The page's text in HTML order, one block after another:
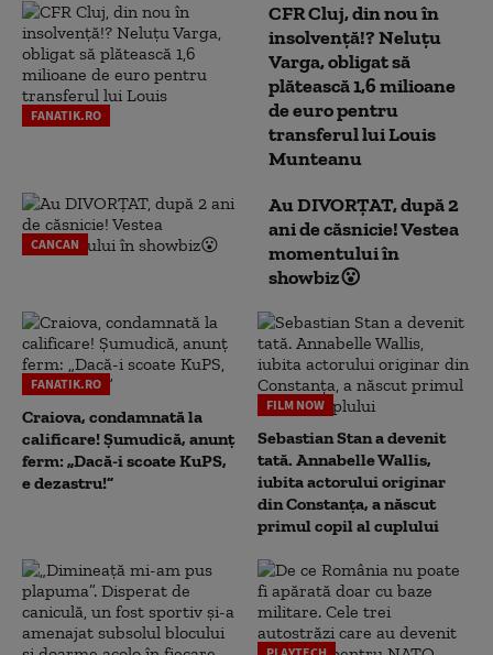
FANATIK.RO
CFR Cluj, din nou în
insolvență!? Neluțu
Varga, obligat să
plătească 1,6 milioane
de euro pentru
transferul lui Louis
Munteanu
CANCAN
Au DIVORȚAT, după 2
ani de căsnicie! Vestea
momentului în
showbiz😮
FANATIK.RO
Craiova, condamnată la
calificare! Șumudică, anunț
ferm: „Dacă-i scoate KuPS,
e dezastru!”
FILM NOW
Sebastian Stan a devenit
tată. Annabelle Wallis,
iubita actorului originar
din Constanța, a născut
primul copil al cuplului